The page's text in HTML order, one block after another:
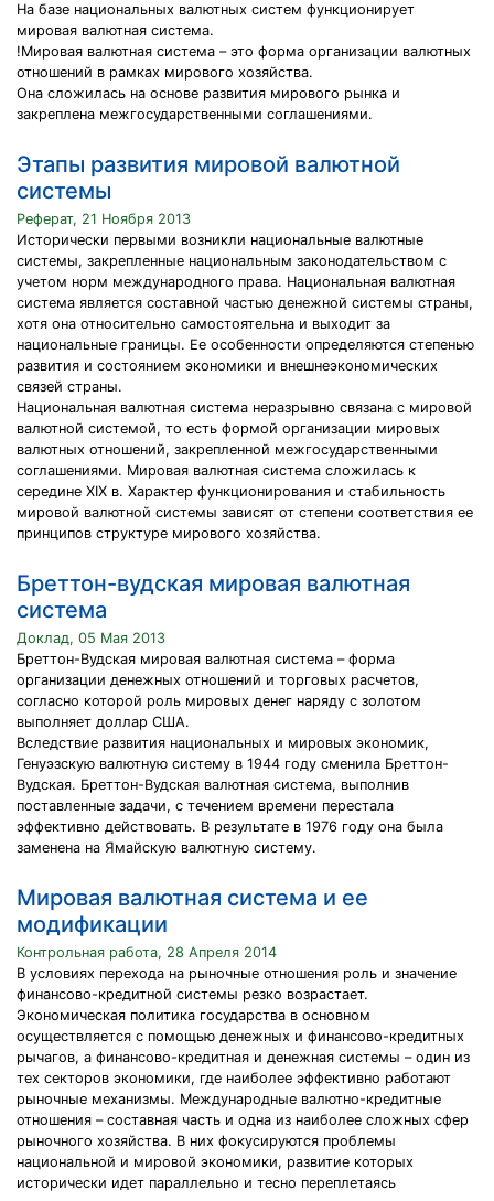
На базе национальных валютных систем функционирует
мировая валютная система.
!Мировая валютная система – это форма организации валютных
отношений в рамках мирового хозяйства.
Она сложилась на основе развития мирового рынка и
закреплена межгосударственными соглашениями.
Этапы развития мировой валютной
системы
Реферат, 21 Ноября 2013
Исторически первыми возникли национальные валютные
системы, закрепленные национальным законодательством с
учетом норм международного права. Национальная валютная
система является составной частью денежной системы страны,
хотя она относительно самостоятельна и выходит за
национальные границы. Ее особенности определяются степенью
развития и состоянием экономики и внешнеэкономических
связей страны.
Национальная валютная система неразрывно связана с мировой
валютной системой, то есть формой организации мировых
валютных отношений, закрепленной межгосударственными
соглашениями. Мировая валютная система сложилась к
середине XIX в. Характер функционирования и стабильность
мировой валютной системы зависят от степени соответствия ее
принципов структуре мирового хозяйства.
Бреттон-вудская мировая валютная
система
Доклад, 05 Мая 2013
Бреттон-Вудская мировая валютная система – форма
организации денежных отношений и торговых расчетов,
согласно которой роль мировых денег наряду с золотом
выполняет доллар США.
Вследствие развития национальных и мировых экономик,
Генуэзскую валютную систему в 1944 году сменила Бреттон-
Вудская. Бреттон-Вудская валютная система, выполнив
поставленные задачи, с течением времени перестала
эффективно действовать. В результате в 1976 году она была
заменена на Ямайскую валютную систему.
Мировая валютная система и ее
модификации
Контрольная работа, 28 Апреля 2014
В условиях перехода на рыночные отношения роль и значение
финансово-кредитной системы резко возрастает.
Экономическая политика государства в основном
осуществляется с помощью денежных и финансово-кредитных
рычагов, а финансово-кредитная и денежная системы – один из
тех секторов экономики, где наиболее эффективно работают
рыночные механизмы. Международные валютно-кредитные
отношения – составная часть и одна из наиболее сложных сфер
рыночного хозяйства. В них фокусируются проблемы
национальной и мировой экономики, развитие которых
исторически идет параллельно и тесно переплетаясь